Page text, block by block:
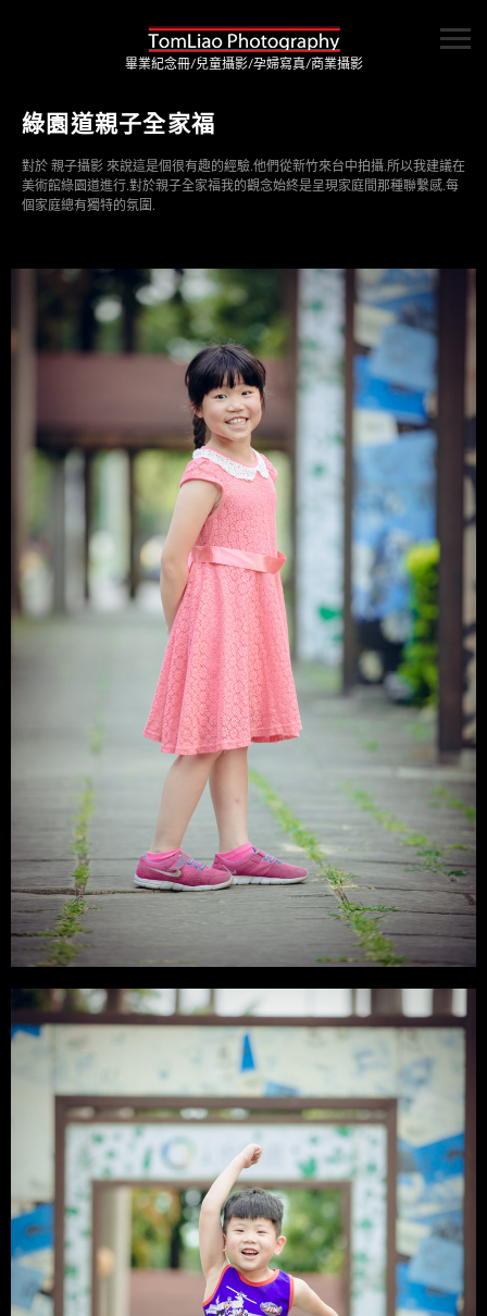
畢業紀念冊/兒童攝影/孕婦寫真/商業攝影
綠園道親子全家福
對於 親子攝影 來說這是個很有趣的經驗.他們從新竹來台中拍攝.所以我建議在
美術館綠園道進行.對於親子全家福我的觀念始終是呈現家庭間那種聯繫感.每
個家庭總有獨特的氛圍.